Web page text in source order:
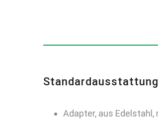
Standardausstattung
Adapter, aus